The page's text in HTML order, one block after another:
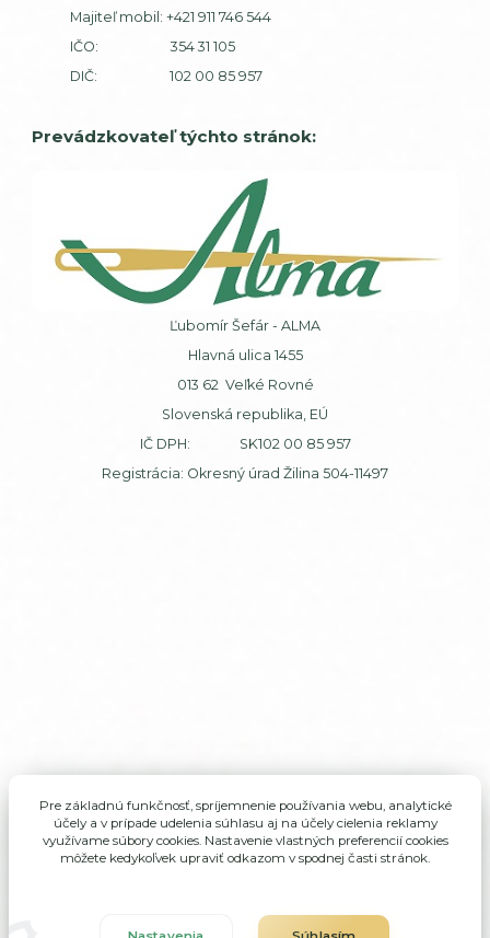
Majiteľ mobil: +421 911 746 544
IČO: 354 31 105
DIČ: 102 00 85 957
Prevádzkovateľ týchto stránok:
Ľubomír Šefár - ALMA
Hlavná ulica 1455
013 62 Veľké Rovné
Slovenská republika, EÚ
IČ DPH: SK102 00 85 957
Registrácia: Okresný úrad Žilina 504-11497
Pre základnú funkčnosť, spríjemnenie používania webu, analytické
účely a v prípade udelenia súhlasu aj na účely cielenia reklamy
využívame súbory cookies. Nastavenie vlastných preferencií cookies
môžete kedykoľvek upraviť odkazom v spodnej časti stránok.